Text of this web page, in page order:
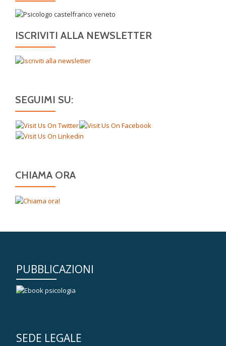
ISCRIVITI ALLA NEWSLETTER
SEGUIMI SU:
CHIAMA ORA
PUBBLICAZIONI
SEDE LEGALE